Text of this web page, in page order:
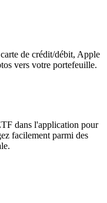
de crédit/débit, Apple
vers votre portefeuille.
dans l'application pour
facilement parmi des